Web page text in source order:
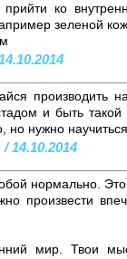
ко
зеленой
производить
и быть
но нужно
14.10.2014
нормально.
произвести
мир. Твои